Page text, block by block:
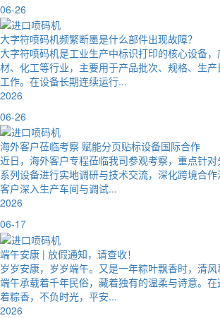
06-26
大字符喷码机频繁断墨是什么部件出现故障？
大字符喷码机是工业生产中标识打印的核心设备
材、化工等行业，主要用于产品批次、规格、生
工作。在设备长期连续运行...
2026
06-26
海外客户莅临考察 赋能分页贴标设备国际合作
近日，海外客户专程莅临我司参观考察，重点针
系列设备进行实地调研与技术交流，深化跨境合作
客户深入生产车间与调试...
2026
06-17
端午安康 | 放假通知，请查收！
岁岁安康，岁岁端午。又是一年粽叶飘香时，清风
端午承载着千年民俗，藏着独有的温柔与诗意。
着粽香，不负时光，平安...
2026